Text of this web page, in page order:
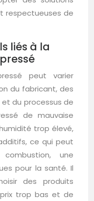
respectueuses de
liés à la
peut varier
du fabricant, des
du processus de
de mauvaise
trop élevé,
ce qui peut
une
pour la santé. Il
des produits
trop bas et de